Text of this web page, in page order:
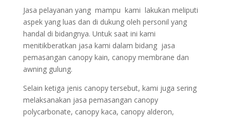
Jasa pelayanan yang mampu kami lakukan meliputi
aspek yang luas dan di dukung oleh personil yang
handal di bidangnya. Untuk saat ini kami
menitikberatkan jasa kami dalam bidang jasa
pemasangan canopy kain, canopy membrane dan
awning gulung.
Selain ketiga jenis canopy tersebut, kami juga sering
melaksanakan jasa pemasangan canopy
polycarbonate, canopy kaca, canopy alderon,